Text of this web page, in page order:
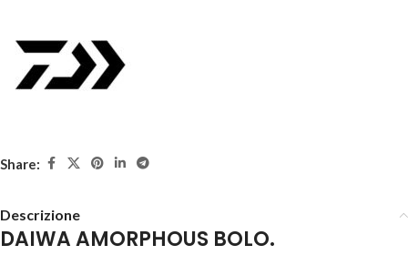
Share:
Descrizione
DAIWA AMORPHOUS BOLO.